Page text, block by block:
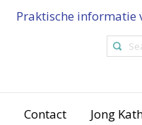
Praktische informatie
Contact Jong